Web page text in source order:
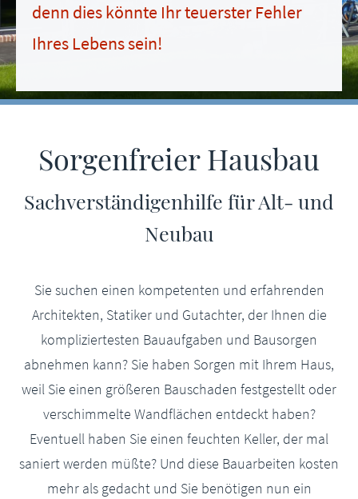
denn dies könnte Ihr teuerster Fehler
Ihres Lebens sein!
Sorgenfreier Hausbau
Sachverständigenhilfe für Alt- und
Neubau
Sie suchen einen kompetenten und erfahrenden
Architekten, Statiker und Gutachter, der Ihnen die
kompliziertesten Bauaufgaben und Bausorgen
abnehmen kann? Sie haben Sorgen mit Ihrem Haus,
weil Sie einen größeren Bauschaden festgestellt oder
verschimmelte Wandflächen entdeckt haben?
Eventuell haben Sie einen feuchten Keller, der mal
saniert werden müßte? Und diese Bauarbeiten kosten
mehr als gedacht und Sie benötigen nun ein